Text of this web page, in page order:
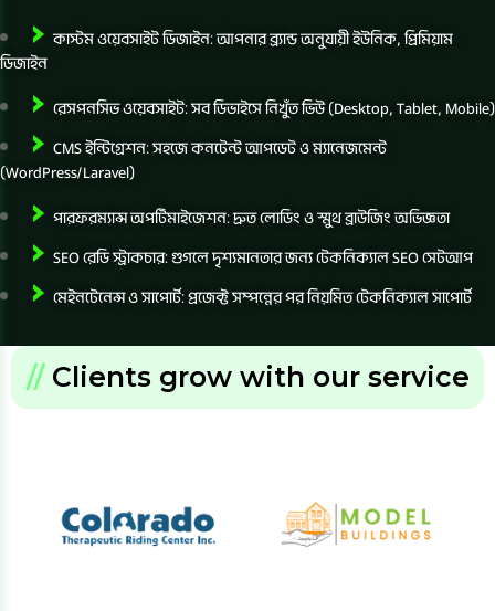
কাস্টম ওয়েবসাইট ডিজাইন: আপনার ব্র্যান্ড অনুযায়ী ইউনিক, প্রিমিয়াম
ডিজাইন
রেসপনসিভ ওয়েবসাইট: সব ডিভাইসে নিখুঁত ভিউ (Desktop, Tablet, Mobile)
CMS ইন্টিগ্রেশন: সহজে কনটেন্ট আপডেট ও ম্যানেজমেন্ট
(WordPress/Laravel)
পারফরম্যান্স অপটিমাইজেশন: দ্রুত লোডিং ও স্মুথ ব্রাউজিং অভিজ্ঞতা
SEO রেডি স্ট্রাকচার: গুগলে দৃশ্যমানতার জন্য টেকনিক্যাল SEO সেটআপ
মেইনটেনেন্স ও সাপোর্ট: প্রজেক্ট সম্পন্নের পর নিয়মিত টেকনিক্যাল সাপোর্ট
//Clients grow with our service